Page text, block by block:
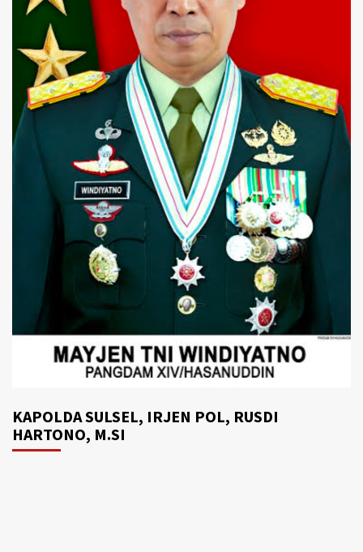
KAPOLDA SULSEL, IRJEN POL, RUSDI
HARTONO, M.SI